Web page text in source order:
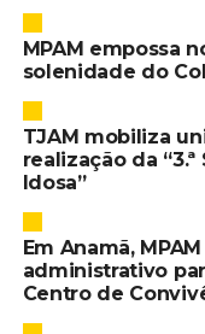
MPAM empossa
solenidade do
TJAM mobiliza
realização da
Idosa”
Em Anamã,
administrativo
Centro de